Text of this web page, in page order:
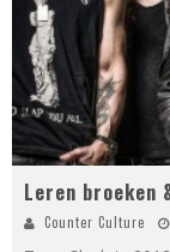
Leren broeken
Counter Culture